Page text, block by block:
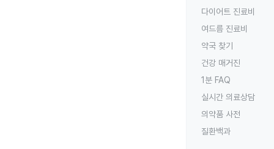
다이어트 진료비
여드름 진료비
약국 찾기
건강 매거진
1분 FAQ
실시간 의료상담
의약품 사전
질환백과